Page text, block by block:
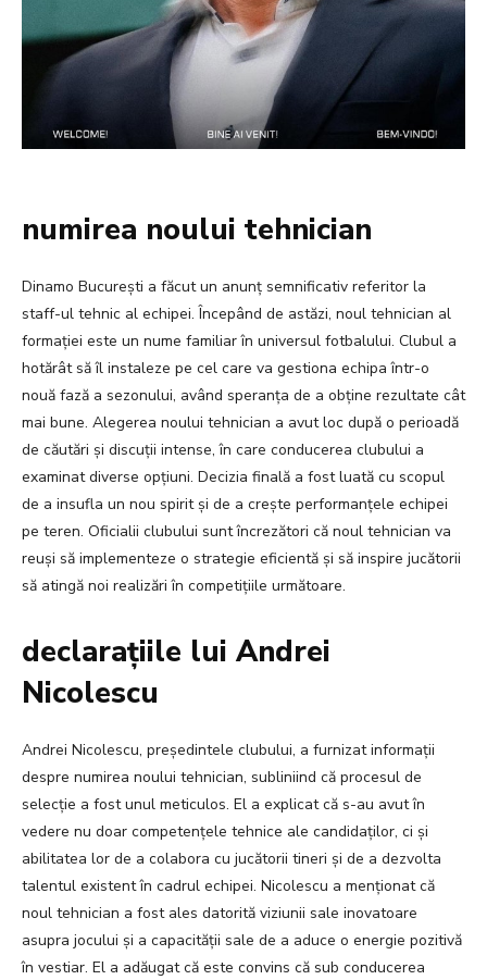
numirea noului tehnician
Dinamo București a făcut un anunț semnificativ referitor la
staff-ul tehnic al echipei. Începând de astăzi, noul tehnician al
formației este un nume familiar în universul fotbalului. Clubul a
hotărât să îl instaleze pe cel care va gestiona echipa într-o
nouă fază a sezonului, având speranța de a obține rezultate cât
mai bune. Alegerea noului tehnician a avut loc după o perioadă
de căutări și discuții intense, în care conducerea clubului a
examinat diverse opțiuni. Decizia finală a fost luată cu scopul
de a insufla un nou spirit și de a crește performanțele echipei
pe teren. Oficialii clubului sunt încrezători că noul tehnician va
reuși să implementeze o strategie eficientă și să inspire jucătorii
să atingă noi realizări în competițiile următoare.
declarațiile lui Andrei
Nicolescu
Andrei Nicolescu, președintele clubului, a furnizat informații
despre numirea noului tehnician, subliniind că procesul de
selecție a fost unul meticulos. El a explicat că s-au avut în
vedere nu doar competențele tehnice ale candidaților, ci și
abilitatea lor de a colabora cu jucătorii tineri și de a dezvolta
talentul existent în cadrul echipei. Nicolescu a menționat că
noul tehnician a fost ales datorită viziunii sale inovatoare
asupra jocului și a capacității sale de a aduce o energie pozitivă
în vestiar. El a adăugat că este convins că sub conducerea